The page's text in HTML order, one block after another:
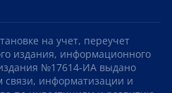
на учет, переучет
издания, информационного
издания №17614-ИА выдано
связи, информатизации и